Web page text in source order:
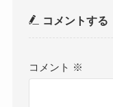
コメントする
コメント ※